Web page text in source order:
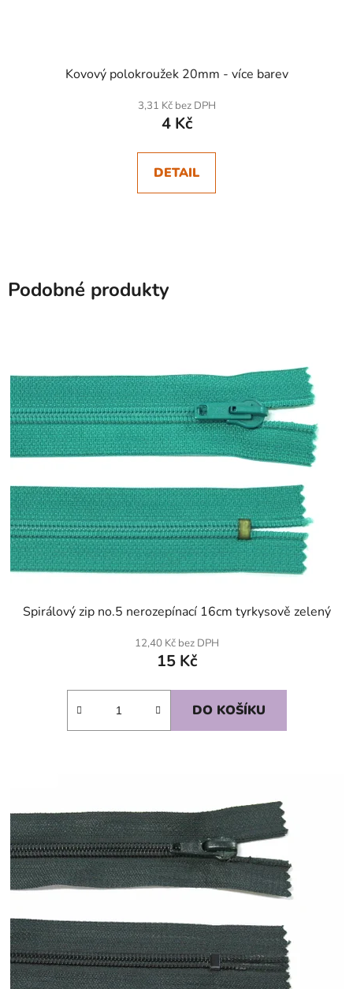
Kovový polokroužek 20mm - více barev
3,31 Kč bez DPH
4 Kč
DETAIL
Podobné produkty
Spirálový zip no.5 nerozepínací 16cm tyrkysově zelený
12,40 Kč bez DPH
15 Kč
DO KOŠÍKU